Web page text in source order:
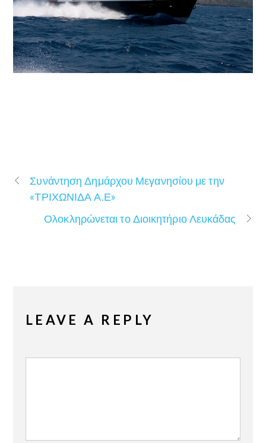
Συνάντηση Δημάρχου Μεγανησίου με την
«ΤΡΙΧΩΝΙΔΑ Α.Ε»
Ολοκληρώνεται το Διοικητήριο Λευκάδας
LEAVE A REPLY